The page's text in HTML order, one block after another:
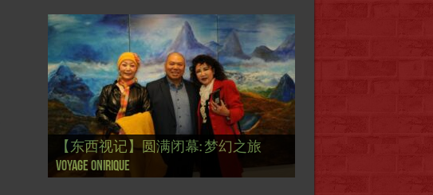
【东西视记】圆满闭幕: 梦幻之旅
Voyage onirique
【东西视记】开幕：唐恽鉎 Michel
Tong, 梦幻之旅 Voyage onirique
【东西视记】展讯：唐恽鉎 Michel
Tong, 梦幻之旅 Voyage onirique
【跨年晚会】祝各位 佳年快乐 Bonne
année 2023, Le feu d’artifice de Paris
【一画一故事】唐恽鉎 Michel Tong One
Painting One Story
【一画一故事】林象元 Lin XiangYuan One
Painting One Story
【国际参考】芭蕾舞: 天鹅湖 乌克兰
大剧院版 Le lac des cygnes – Opéra national
d’Ukraine
【国际参考】巴黎政府举行“新年晚
会” Soirée musicale à la mairie du 13e le 8
Février
【国际参考】巴黎“艺术之都”展将于2
月12日揭幕 Art Capital s’ouvre le 12 Février
【东西视记】法国电影: “中国人占领
巴黎”，一种法国幽默与“预言” Les
chinois à Paris de J.Yanne
【东西视记】时装秀：巴黎时装界
的“顽童”与“不屈者” John Galliano le
surdoué de la mode
【东西视记】法国“复兴会”式【艺术
桥展】 Expo. que “RENAISSANCE” aurait pu
organiser